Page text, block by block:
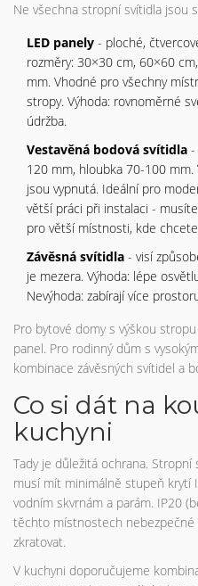
Ne všechna stropní svítidla jsou
LED panely - ploché,
rozměry: 30×30 cm, 60×60
mm. Vhodné pro všechny
stropy. Výhoda: rovnoměrné
údržba.
Vestavěná bodová svítidla -
120 mm, hloubka 70-100
jsou vypnutá. Ideální pro
větší práci při instalaci -
pro větší místnosti, kde
Závěsná svítidla - visí
je mezera. Výhoda: lépe
Nevýhoda: zabírají více
Pro bytové domy s výškou
panel. Pro rodinný dům s
kombinace závěsných svítidel a
Co si dát na
kuchyni
Tady je důležitá ochrana.
musí mít minimálně stupeň krytí
vodním skvrnám a parám. IP20
těchto místnostech
zkratovat.
V kuchyni doporučujeme